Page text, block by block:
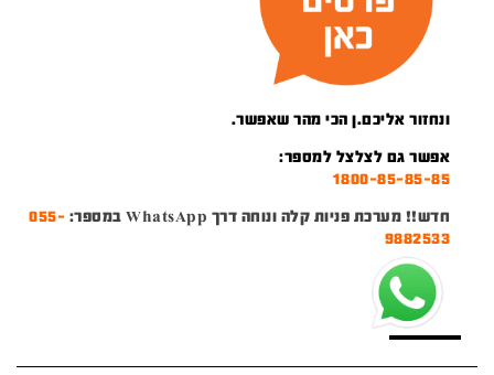
ונחזור אליכם.ן הכי מהר שאפשר.
אפשר גם לצלצל למספר:
1800-85-85-85
חדש!! מערכת פניות קלה ונוחה דרך WhatsApp במספר:
055-
9882533